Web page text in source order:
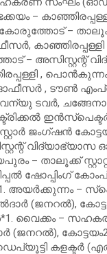
–
കോരുത്തോട് –
– അസിസ്റ്റന്റ്
, പൊന്‍കുന്നം
, ടൗണ്‍
ടവര്‍,
ജംഗ്ഷന്‍
വിദ്യാഭ്യാസ
– താലൂക്ക്
ഷോപ്പിംഗ്
അയര്‍ക്കുന്നം –
(ജനറല്‍),
വൈക്കം –
(ജനറല്‍),
കളക്ടര്‍